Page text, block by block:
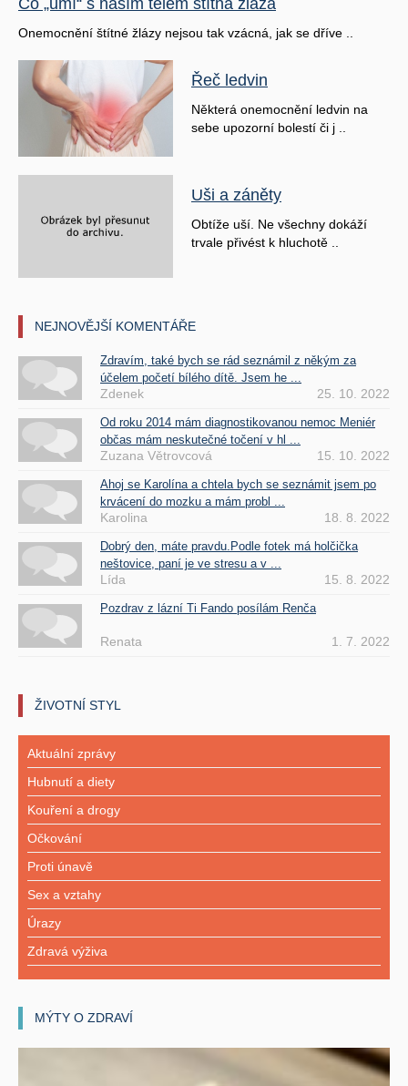
Co „umí“ s naším tělem štítná žláza
Onemocnění štítné žlázy nejsou tak vzácná, jak se dříve ..
Řeč ledvin
Některá onemocnění ledvin na
sebe upozorní bolestí či j ..
Uši a záněty
Obtíže uší. Ne všechny dokáží
trvale přivést k hluchotě ..
NEJNOVĚJŠÍ KOMENTÁŘE
Zdravím, také bych se rád seznámil z někým za
účelem početí bílého dítě. Jsem he ...
Zdenek 25. 10. 2022
Od roku 2014 mám diagnostikovanou nemoc Meniér
občas mám neskutečné točení v hl ...
Zuzana Větrovcová 15. 10. 2022
Ahoj se Karolína a chtela bych se seznámit jsem po
krvácení do mozku a mám probl ...
Karolina 18. 8. 2022
Dobrý den, máte pravdu.Podle fotek má holčička
neštovice, paní je ve stresu a v ...
Lída 15. 8. 2022
Pozdrav z lázní Ti Fando posílám Renča
Renata 1. 7. 2022
ŽIVOTNÍ STYL
Aktuální zprávy
Hubnutí a diety
Kouření a drogy
Očkování
Proti únavě
Sex a vztahy
Úrazy
Zdravá výživa
MÝTY O ZDRAVÍ